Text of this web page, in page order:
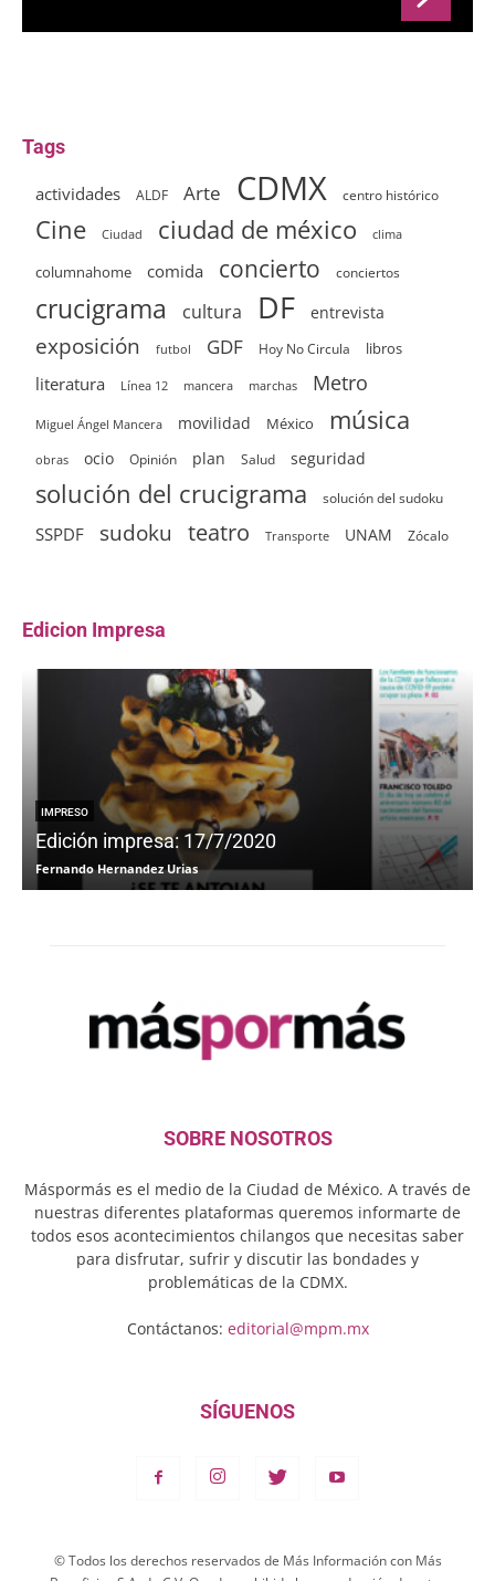
Tags
actividades ALDF Arte CDMX centro histórico
Cine Ciudad ciudad de méxico clima
columnahome comida concierto conciertos
crucigrama cultura DF entrevista
exposición futbol GDF Hoy No Circula libros
literatura Línea 12 mancera marchas Metro
Miguel Ángel Mancera movilidad México música
obras ocio Opinión plan Salud seguridad
solución del crucigrama solución del sudoku
SSPDF sudoku teatro Transporte UNAM Zócalo
Edicion Impresa
IMPRESO
Edición impresa: 17/7/2020
Fernando Hernandez Urias
SOBRE NOSOTROS
Máspormás es el medio de la Ciudad de México. A través de
nuestras diferentes plataformas queremos informarte de
todos esos acontecimientos chilangos que necesitas saber
para disfrutar, sufrir y discutir las bondades y
problemáticas de la CDMX.
Contáctanos: editorial@mpm.mx
SÍGUENOS
© Todos los derechos reservados de Más Información con Más